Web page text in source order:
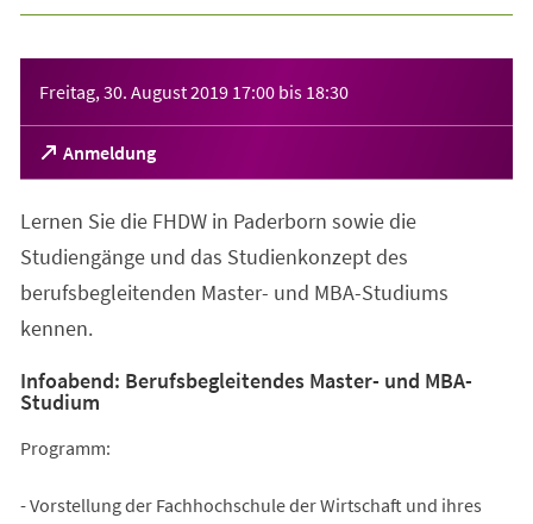
Freitag, 30. August 2019 17:00 bis 18:30
Anmeldung
(Öffnet
in
neuen
Tab)
Lernen Sie die FHDW in Paderborn sowie die
Studiengänge und das Studienkonzept des
berufsbegleitenden Master- und MBA-Studiums
kennen.
Infoabend: Berufsbegleitendes Master- und MBA-
Studium
Programm:
- Vorstellung der Fachhochschule der Wirtschaft und ihres